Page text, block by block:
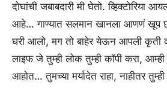
दोघांची जबाबदारी मी घेतो. व्हिक्टोरिया
आहे… गाण्यात सलमान खानला आणणं खूप
घरी आलो, मग तो बाहेर येऊन आपली कृती
लाइफ जे तुम्ही लोक तुम्ही कॉपी करा,
आहोत… तुमच्या मर्यादेत राहा, नाहीतर